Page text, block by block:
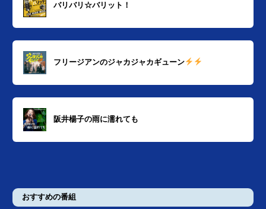
バリバリ☆バリット！
フリージアンのジャカジャカギューン
阪井楊子の雨に濡れても
おすすめの番組